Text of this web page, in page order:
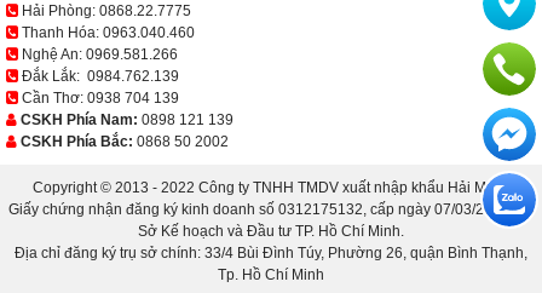
Hải Phòng: 0868.22.7775
Thanh Hóa: 0963.040.460
Nghệ An: 0969.581.266
Đắk Lắk: 0984.762.139
Cần Thơ: 0938 704 139
CSKH Phía Nam: 0898 121 139
CSKH Phía Bắc: 0868 50 2002
Copyright © 2013 - 2022 Công ty TNHH TMDV xuất nhập khẩu Hải Minh.
Giấy chứng nhận đăng ký kinh doanh số 0312175132, cấp ngày 07/03/2013 bởi
Sở Kế hoạch và Đầu tư TP. Hồ Chí Minh.
Địa chỉ đăng ký trụ sở chính: 33/4 Bùi Đình Túy, Phường 26, quận Bình Thạnh,
Tp. Hồ Chí Minh